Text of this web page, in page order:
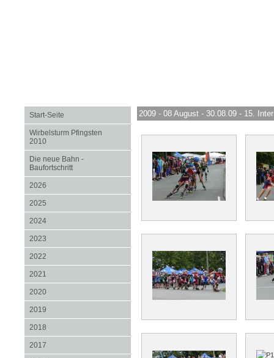
Start-Seite
Wirbelsturm Pfingsten
2010
Die neue Bahn -
Baufortschritt
2026
2025
2024
2023
2022
2021
2020
2019
2018
2017
2009 - 08 August - 30.08.09 - 15.